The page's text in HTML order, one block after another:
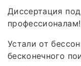
Диссертация
профессионалам!
Устали от
бесконечного